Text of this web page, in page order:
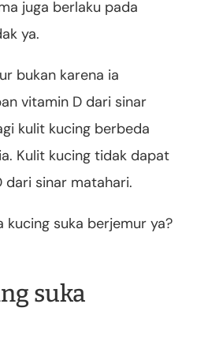
juga berlaku pada
ya.
bukan karena ia
vitamin D dari sinar
kulit kucing berbeda
Kulit kucing tidak dapat
dari sinar matahari.
kucing suka berjemur ya?
suka